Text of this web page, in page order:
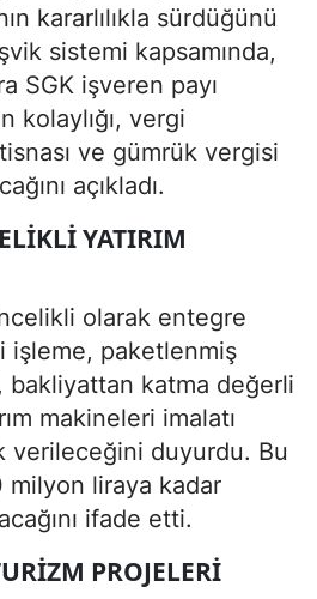
kararlılıkla sürdüğünü
sistemi kapsamında,
SGK işveren payı
kolaylığı, vergi
ve gümrük vergisi
açıkladı.
YATIRIM
olarak entegre
işleme, paketlenmiş
bakliyattan katma değerli
makineleri imalatı
verileceğini duyurdu. Bu
milyon liraya kadar
ifade etti.
PROJELERI